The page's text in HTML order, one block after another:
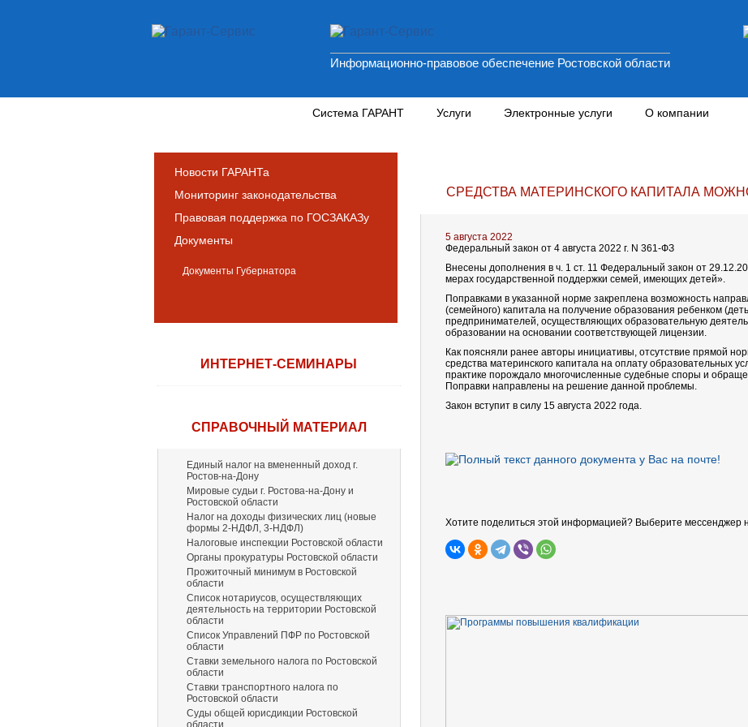
Информационно-правовое обеспечение Ростовской области
Система ГАРАНТ Услуги Электронные услуги О компании
Новости ГАРАНТа
Мониторинг законодательства
Правовая поддержка по ГОСЗАКАЗу
Документы
Документы Губернатора
ИНТЕРНЕТ-СЕМИНАРЫ
СПРАВОЧНЫЙ МАТЕРИАЛ
Единый налог на вмененный доход г.
Ростов-на-Дону
Мировые судьи г. Ростова-на-Дону и
Ростовской области
Налог на доходы физических лиц (новые
формы 2-НДФЛ, 3-НДФЛ)
Налоговые инспекции Ростовской области
Органы прокуратуры Ростовской области
Прожиточный минимум в Ростовской
области
Список нотариусов, осуществляющих
деятельность на территории Ростовской
области
Список Управлений ПФР по Ростовской
области
Ставки земельного налога по Ростовской
области
Ставки транспортного налога по
Ростовской области
Суды общей юрисдикции Ростовской
области
СРЕДСТВА МАТЕРИНСКОГО КАПИТАЛА
5 августа 2022
Федеральный закон от 4 августа 2022 г. N 361-ФЗ
Внесены дополнения в ч. 1 ст. 11 Федеральный закон от
мерах государственной поддержки семей, имеющих детей».
Поправками в указанной норме закреплена возможность
(семейного) капитала на получение образования ребенком
предпринимателей, осуществляющих образовательную
образовании на основании соответствующей лицензии.
Как поясняли ранее авторы инициативы, отсутствие прямой
средства материнского капитала на оплату образовательных
практике порождало многочисленные судебные споры и
Поправки направлены на решение данной проблемы.
Закон вступит в силу 15 августа 2022 года.
Хотите поделиться этой информацией? Выберите мессенджер